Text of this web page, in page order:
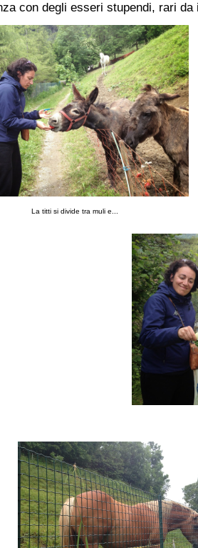
con degli esseri stupendi, rari
La titti si divide tra muli e...